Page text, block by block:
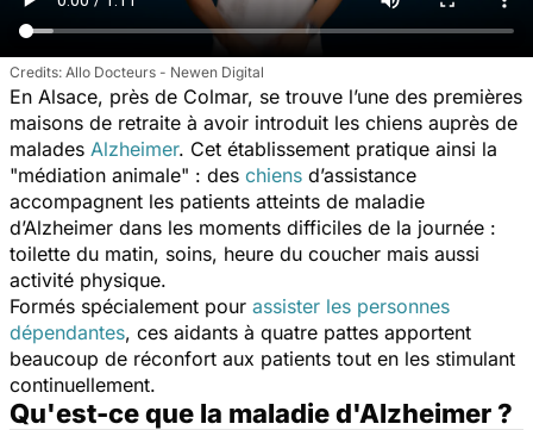
Allo Docteurs - Newen Digital
En Alsace, près de Colmar, se trouve l’une des premières
maisons de retraite à avoir introduit les chiens auprès de
malades Alzheimer. Cet établissement pratique ainsi la
"médiation animale" : des chiens d’assistance
accompagnent les patients atteints de maladie
d’Alzheimer dans les moments difficiles de la journée :
toilette du matin, soins, heure du coucher mais aussi
activité physique.
Formés spécialement pour assister les personnes
dépendantes, ces aidants à quatre pattes apportent
beaucoup de réconfort aux patients tout en les stimulant
continuellement.
Qu'est-ce que la maladie d'Alzheimer ?